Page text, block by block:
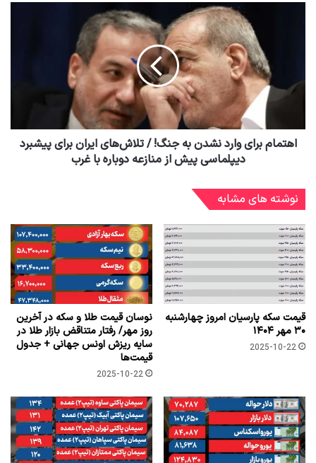
اهتمام برای وارد نشدن به جنگ! / تلاش‌های ایران برای پیشبرد
دیپلماسی پیش از منازعه دوباره با غرب
نوشته های مشابه
قیمت سکه پارسیان امروز چهارشنبه
۳۰ مهر ۱۴۰۴
2025-10-22
نوسان قیمت طلا و سکه در آخرین
روز مهر/ رفتار متناقض بازار طلا در
سایه ریزش اونس جهانی + جدول
قیمت‌ها
2025-10-22